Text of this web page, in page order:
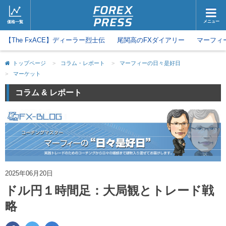
価格一覧 メニュー
ホーム ニュース
取引会社 マーケット
ツイッター 動画
【The FxACE】ディーラー烈士伝 尾関高のFXダイアリー マーフィ
トップページ > コラム・レポート >
マーフィーの日々是好日
>
マーケット
コラム & レポート
2025年06月20日
ドル円１時間足：大局観とトレード戦
略